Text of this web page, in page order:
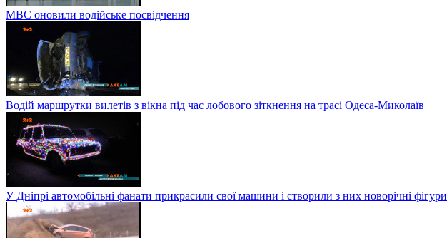
МВС оновили водійське посвідчення
Водій маршрутки вилетів з вікна під час лобового зіткнення на трасі Одеса-Миколаїв
У Дніпрі автомобільні фанати прикрасили свої машини і створили з них новорічні фігури